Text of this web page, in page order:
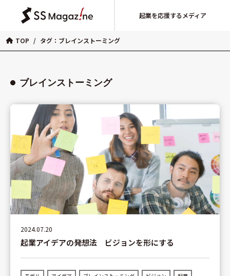
起業を応援するメディア
TOP / タグ：ブレインストーミング
ブレインストーミング
2024.07.20
起業アイデアの発想法 ビジョンを形にする